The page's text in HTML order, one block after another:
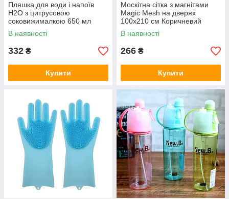
Пляшка для води і напоїв
H2O з цитрусовою
соковижималкою 650 мл
Синя
В наявності
332 ₴
Купити
Москітна сітка з магнітами
Magic Mesh на дверях
100x210 см Коричневий
(3850_1)
В наявності
266 ₴
Купити